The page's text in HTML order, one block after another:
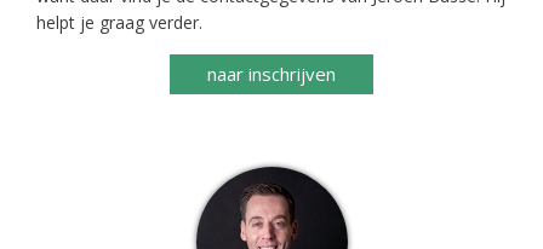
helpt je graag verder.
naar inschrijven